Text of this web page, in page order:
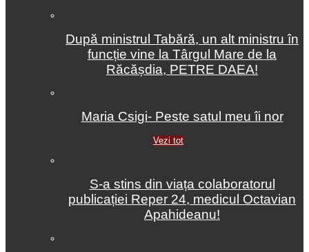
După ministrul Tabără, un alt ministru în
funcție vine la Târgul Mare de la
Răcășdia, PETRE DAEA!
Maria Csigi- Peste satul meu îi nor
Vezi tot
S-a stins din viața colaboratorul
publicației Reper 24, medicul Octavian
Apahideanu!